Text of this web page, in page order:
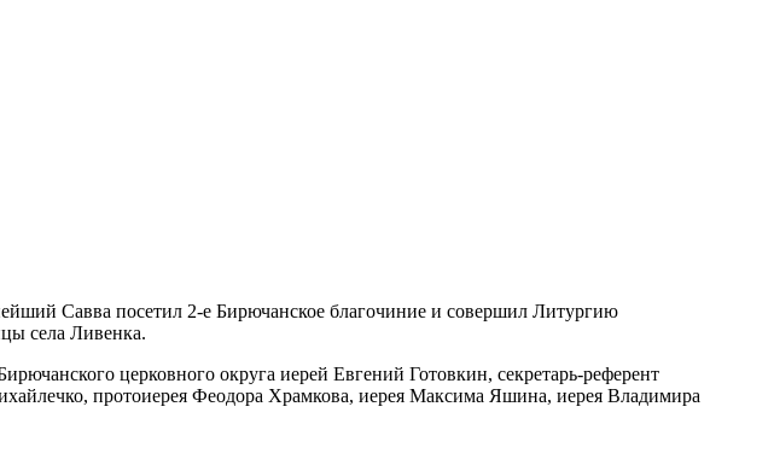
Савва посетил 2-е Бирючанское благочиние и совершил Литургию
села Ливенка.
церковного округа иерей Евгений Готовкин, секретарь-референт
протоиерея Феодора Храмкова, иерея Максима Яшина, иерея Владимира